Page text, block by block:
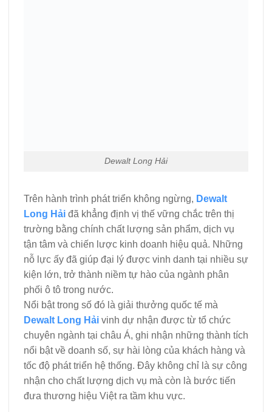
Dewalt Long Hải
Trên hành trình phát triển không ngừng, Dewalt
Long Hải đã khẳng định vị thế vững chắc trên thị
trường bằng chính chất lượng sản phẩm, dịch vụ
tận tâm và chiến lược kinh doanh hiệu quả. Những
nỗ lực ấy đã giúp đại lý được vinh danh tại nhiều sự
kiện lớn, trở thành niềm tự hào của ngành phân
phối ô tô trong nước.
Nổi bật trong số đó là giải thưởng quốc tế mà
Dewalt Long Hải vinh dự nhận được từ tổ chức
chuyên ngành tại châu Á, ghi nhận những thành tích
nổi bật về doanh số, sự hài lòng của khách hàng và
tốc độ phát triển hệ thống. Đây không chỉ là sự công
nhận cho chất lượng dịch vụ mà còn là bước tiến
đưa thương hiệu Việt ra tầm khu vực.